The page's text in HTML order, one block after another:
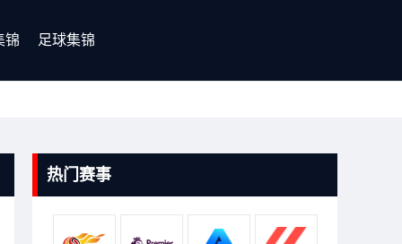
锦 足球集锦
热门赛事